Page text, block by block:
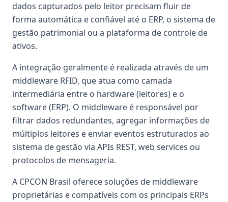
dados capturados pelo leitor precisam fluir de
forma automática e confiável até o ERP, o sistema de
gestão patrimonial ou a plataforma de controle de
ativos.
A integração geralmente é realizada através de um
middleware RFID, que atua como camada
intermediária entre o hardware (leitores) e o
software (ERP). O middleware é responsável por
filtrar dados redundantes, agregar informações de
múltiplos leitores e enviar eventos estruturados ao
sistema de gestão via APIs REST, web services ou
protocolos de mensageria.
A CPCON Brasil oferece soluções de middleware
proprietárias e compatíveis com os principais ERPs